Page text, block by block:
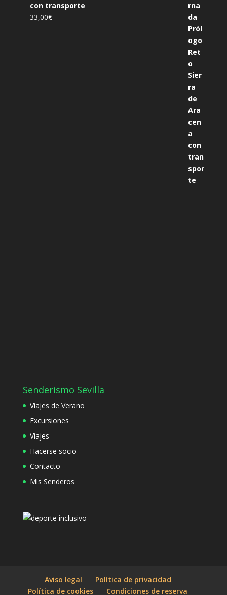
con transporte
33,00€
Senderismo Sevilla
Viajes de Verano
Excursiones
Viajes
Hacerse socio
Contacto
Mis Senderos
Aviso legal
Política de privacidad
Política de cookies
Condiciones de reserva